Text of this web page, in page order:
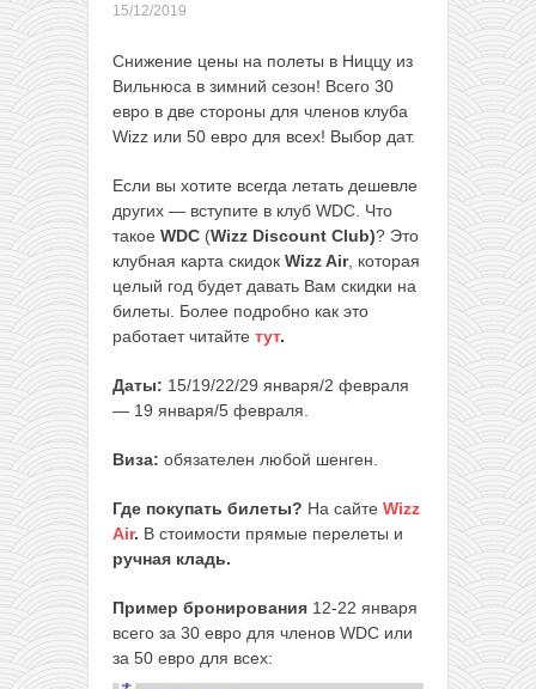
15/12/2019
Снижение цены на полеты в Ниццу из
Вильнюса в зимний сезон! Всего 30
евро в две стороны для членов клуба
Wizz или 50 евро для всех! Выбор дат.
Если вы хотите всегда летать дешевле
других — вступите в клуб WDC. Что
такое WDC (Wizz Discount Club)? Это
клубная карта скидок Wizz Air, которая
целый год будет давать Вам скидки на
билеты. Более подробно как это
работает читайте тут.
Даты: 15/19/22/29 января/2 февраля
— 19 января/5 февраля.
Виза: обязателен любой шенген.
Где покупать билеты? На сайте Wizz
Air. В стоимости прямые перелеты и
ручная кладь.
Пример бронирования 12-22 января
всего за 30 евро для членов WDC или
за 50 евро для всех:
за 492€
→